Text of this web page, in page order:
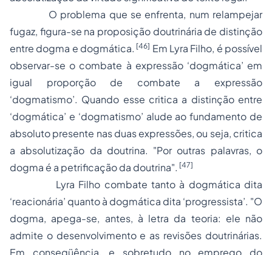
O problema que se enfrenta, num relampejar
fugaz, figura-se na proposição doutrinária de distinção
entre dogma e dogmática. [46] Em Lyra Filho, é possível
observar-se o combate à expressão ‘dogmática’ em
igual proporção de combate a expressão
‘dogmatismo’. Quando esse critica a distinção entre
‘dogmática’ e ‘dogmatismo’ alude ao fundamento de
absoluto presente nas duas expressões, ou seja, critica
a absolutização da doutrina. "Por outras palavras, o
dogma é a petrificação da doutrina". [47]
Lyra Filho combate tanto à dogmática dita
‘reacionária’ quanto à dogmática dita ‘progressista’. "O
dogma, apega-se, antes, à letra da teoria: ele não
admite o desenvolvimento e as revisões doutrinárias.
Em conseqüência, e sobretudo no emprego do